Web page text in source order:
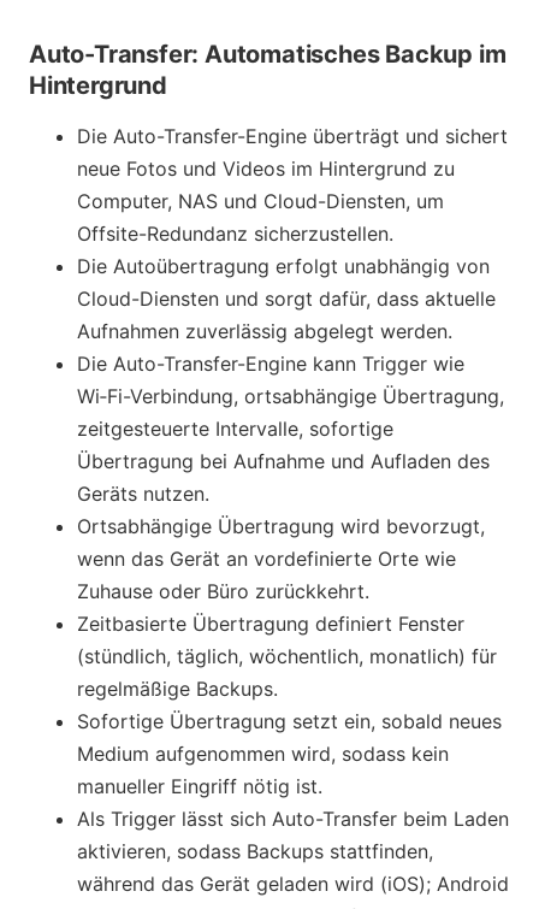
Auto-Transfer: Automatisches Backup im
Hintergrund
Die Auto-Transfer-Engine überträgt und sichert
neue Fotos und Videos im Hintergrund zu
Computer, NAS und Cloud-Diensten, um
Offsite-Redundanz sicherzustellen.
Die Autoübertragung erfolgt unabhängig von
Cloud-Diensten und sorgt dafür, dass aktuelle
Aufnahmen zuverlässig abgelegt werden.
Die Auto-Transfer-Engine kann Trigger wie
Wi‑Fi-Verbindung, ortsabhängige Übertragung,
zeitgesteuerte Intervalle, sofortige
Übertragung bei Aufnahme und Aufladen des
Geräts nutzen.
Ortsabhängige Übertragung wird bevorzugt,
wenn das Gerät an vordefinierte Orte wie
Zuhause oder Büro zurückkehrt.
Zeitbasierte Übertragung definiert Fenster
(stündlich, täglich, wöchentlich, monatlich) für
regelmäßige Backups.
Sofortige Übertragung setzt ein, sobald neues
Medium aufgenommen wird, sodass kein
manueller Eingriff nötig ist.
Als Trigger lässt sich Auto-Transfer beim Laden
aktivieren, sodass Backups stattfinden,
während das Gerät geladen wird (iOS); Android